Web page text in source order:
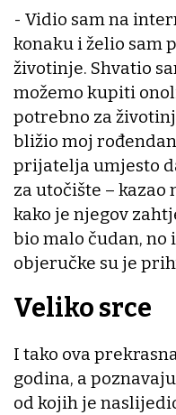
- Vidio sam na
konaku i želio sam
životinje. Shvatio
možemo kupiti
potrebno za
bližio moj
prijatelja umjesto
za utočište – kazao
kako je njegov
bio malo čudan, no
objeručke su je
Veliko srce
I tako ova
godina, a
od kojih je